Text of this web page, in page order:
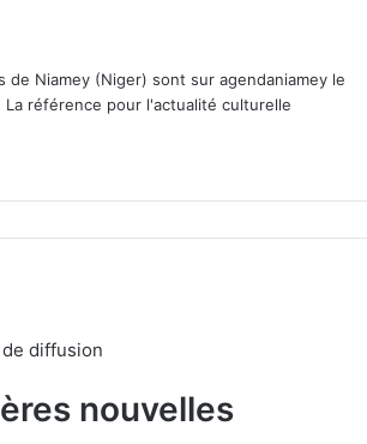
Niamey (Niger) sont sur agendaniamey le
référence pour l'actualité culturelle
diffusion
nouvelles